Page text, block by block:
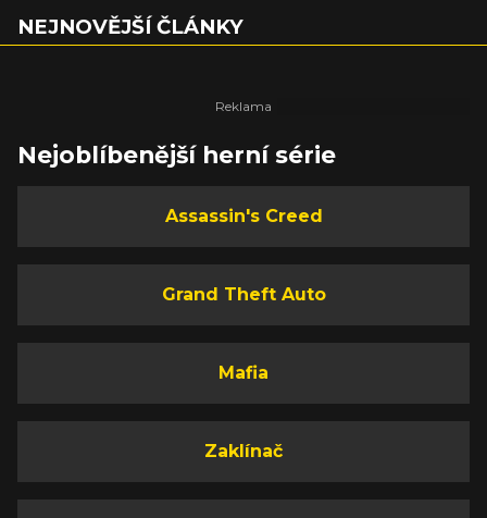
NEJNOVĚJŠÍ ČLÁNKY
Nejoblíbenější herní série
Assassin's Creed
Grand Theft Auto
Mafia
Zaklínač